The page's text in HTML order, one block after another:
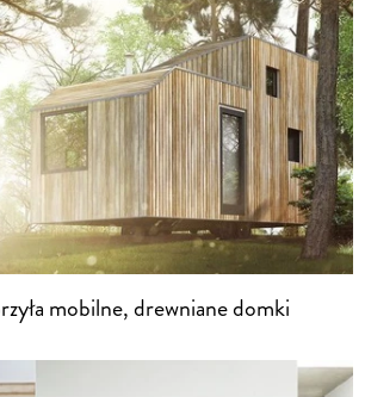
mobilne, drewniane domki